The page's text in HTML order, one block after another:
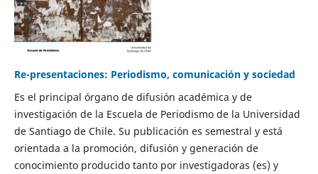
Re-presentaciones: Periodismo, comunicación y sociedad
Es el principal órgano de difusión académica y de
investigación de la Escuela de Periodismo de la Universidad
de Santiago de Chile. Su publicación es semestral y está
orientada a la promoción, difusión y generación de
conocimiento producido tanto por investigadoras (es) y